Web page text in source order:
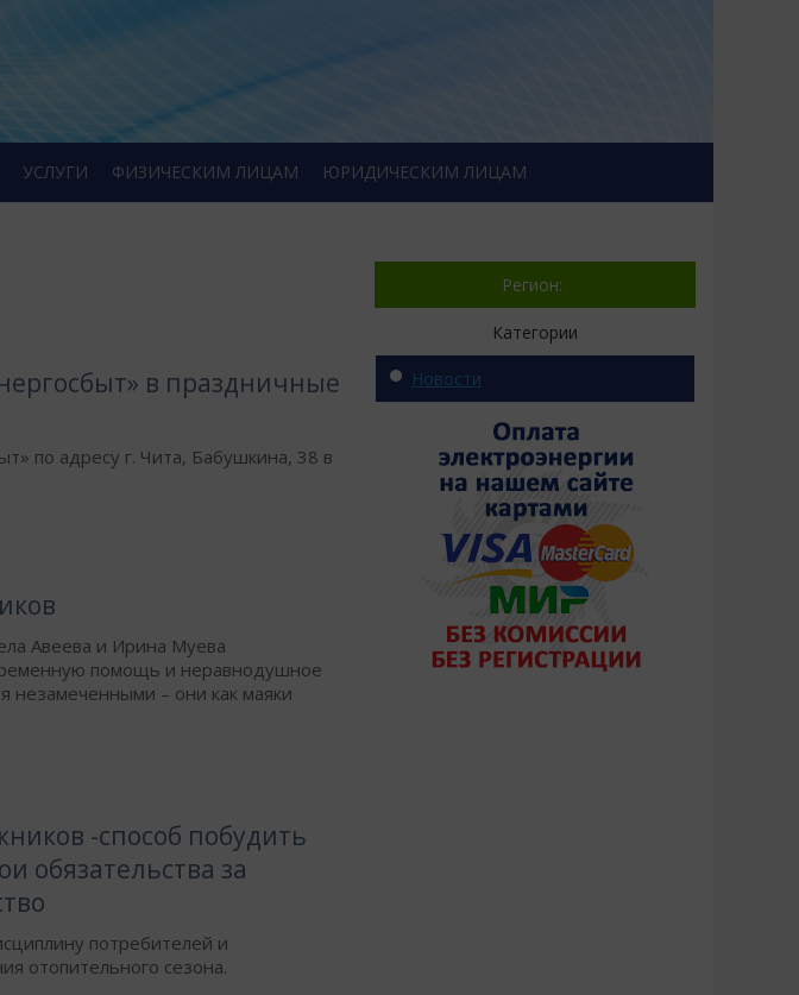
УСЛУГИ ФИЗИЧЕСКИМ ЛИЦАМ ЮРИДИЧЕСКИМ ЛИЦАМ
в праздничные
по адресу г. Чита, Бабушкина, 38 в
Авеева и Ирина Муева
помощь и неравнодушное
– они как маяки
-способ побудить
обязательства за
потребителей и
отопительного сезона.
Регион:
Категории
Новости